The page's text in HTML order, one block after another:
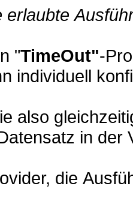
erlaubte
"TimeOut"-
individuell
also
in der
die